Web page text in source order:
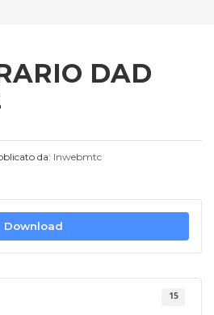
DAD
da: Inwebmtc
Download
15